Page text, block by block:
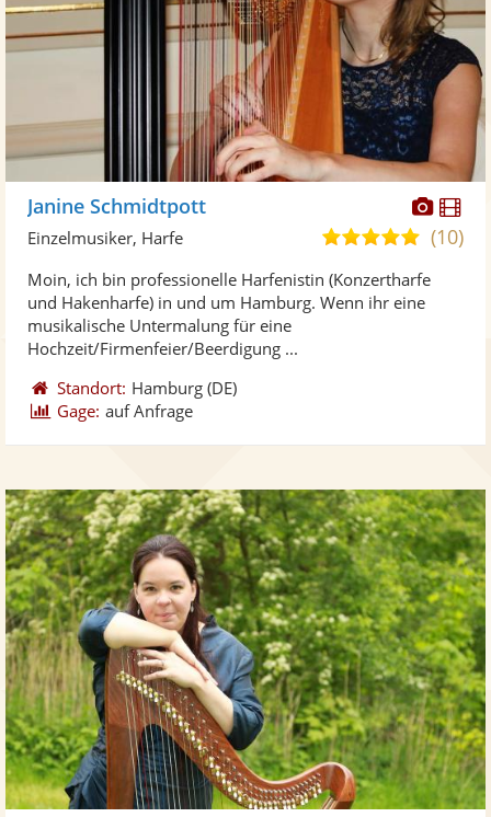
Janine Schmidtpott
5,0
5
(10)
Einzelmusiker, Harfe
Moin, ich bin professionelle Harfenistin (Konzertharfe
und Hakenharfe) in und um Hamburg. Wenn ihr eine
musikalische Untermalung für eine
Hochzeit/Firmenfeier/Beerdigung ...
Standort: Hamburg (DE)
Gage: auf Anfrage